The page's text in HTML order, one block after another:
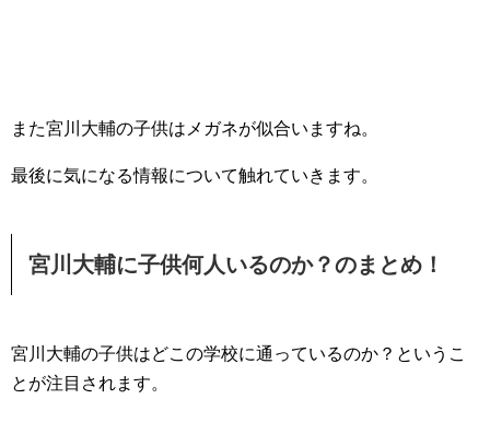
また宮川大輔の子供はメガネが似合いますね。
最後に気になる情報について触れていきます。
宮川大輔に子供何人いるのか？のまとめ！
宮川大輔の子供はどこの学校に通っているのか？というこ
とが注目されます。